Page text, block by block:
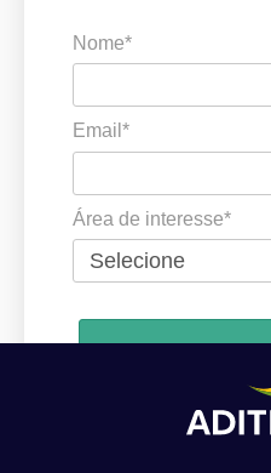
Nome*
Email*
Área de interesse*
Ao se cadastrar, você concorda